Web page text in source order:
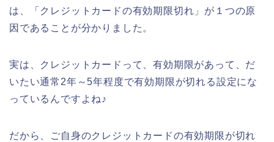
は、「クレジットカードの有効期限切れ」が１つの原
因であることが分かりました。
実は、クレジットカードって、有効期限があって、だ
いたい通常2年～5年程度で有効期限が切れる設定にな
っているんですよね♪
だから、ご自身のクレジットカードの有効期限が切れ